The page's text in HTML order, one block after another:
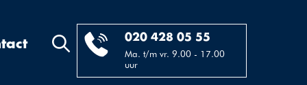
020 428 05 55
Ma. t/m vr. 9.00 - 17.00
uur